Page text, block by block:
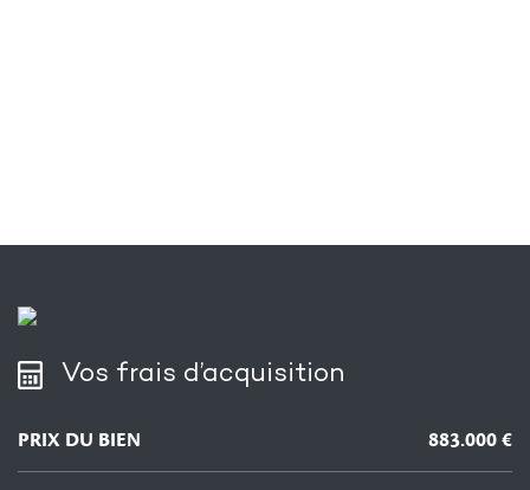
Vos frais d’acquisition
PRIX DU BIEN 883.000 €